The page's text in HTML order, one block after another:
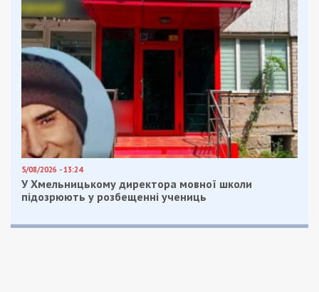
5/08/2026 - 13:24
У Хмельницькому директора мовної школи
підозрюють у розбещенні учениць